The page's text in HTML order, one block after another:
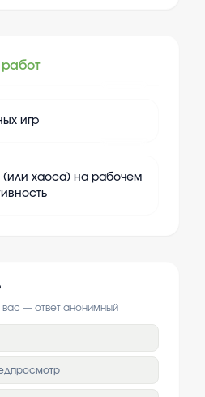
работ
игр
(или хаоса) на рабочем
— ответ анонимный